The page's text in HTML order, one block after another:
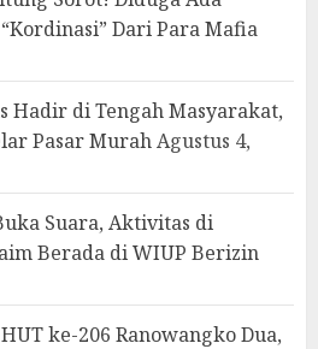
Dari Para Mafia
Hadir di Tengah Masyarakat,
Pasar MurahAgustus 4,
Suara, Aktivitas di
Berada di WIUP Berizin
ke-206 Ranowangko Dua,